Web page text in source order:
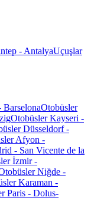
- AntalyaUçuşlar
BarselonaOtobüsler
Otobüsler Kayseri -
Düsseldorf -
Afyon -
- San Vicente de la
İzmir -
Niğde -
Karaman -
Paris - Dolus-